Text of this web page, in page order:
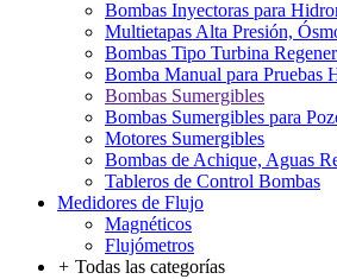
Bombas Inyectoras para
Multietapas Alta Presión,
Bombas Tipo Turbina
Bomba Manual para Pruebas
Bombas Sumergibles
Bombas Sumergibles para
Motores Sumergibles
Bombas de Achique, Aguas
Tableros de Control Bombas
Medidores de Flujo
Magnéticos
Flujómetros
+ Todas las categorías